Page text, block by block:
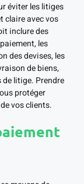
éviter les litiges
claire avec vos
inclure des
les
des devises, les
de biens,
litige. Prendre
protéger
vos clients.